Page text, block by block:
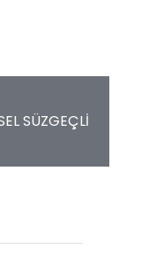
SÜZGEÇLİ